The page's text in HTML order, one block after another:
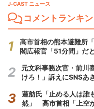
J-CAST ニュース
コメントランキ
高市首相の熊本避難所
閣広報官「51分間」だ
元文科事務次官・前川
けろ！」訴えにSNSあ
蓮舫氏「止める人は誰
然」 高市首相「上空